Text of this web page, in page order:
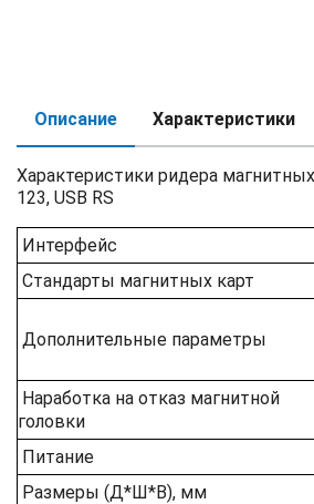
Описание Характеристики
Характеристики ридера
123, USB RS
Интерфейс
Стандарты магнитных карт
Дополнительные параметры
Наработка на отказ магнитной
головки
Питание
Размеры (Д*Ш*В), мм